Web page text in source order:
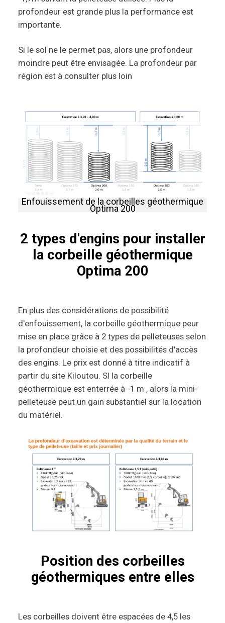
profondeur est grande plus la performance est
importante.
Si le sol ne le permet pas, alors une profondeur
moindre peut être envisagée. La profondeur par
région est à consulter plus loin
Enfouissement de la corbeilles géothermique
Optima 200
2 types d'engins pour installer
la corbeille géothermique
Optima 200
En plus des considérations de possibilité
d'enfouissement, la corbeille géothermique peur
mise en place grâce à 2 types de pelleteuses selon
la profondeur choisie et des possibilités d'accès
des engins. Le prix est donné à titre indicatif à
partir du site Kiloutou. SI la corbeille
géothermique est enterrée à -1 m , alors la mini-
pelleteuse peut un gain substantiel sur la location
du matériel.
Position des corbeilles
géothermiques entre elles
Les corbeilles doivent être espacées de 4,5 les